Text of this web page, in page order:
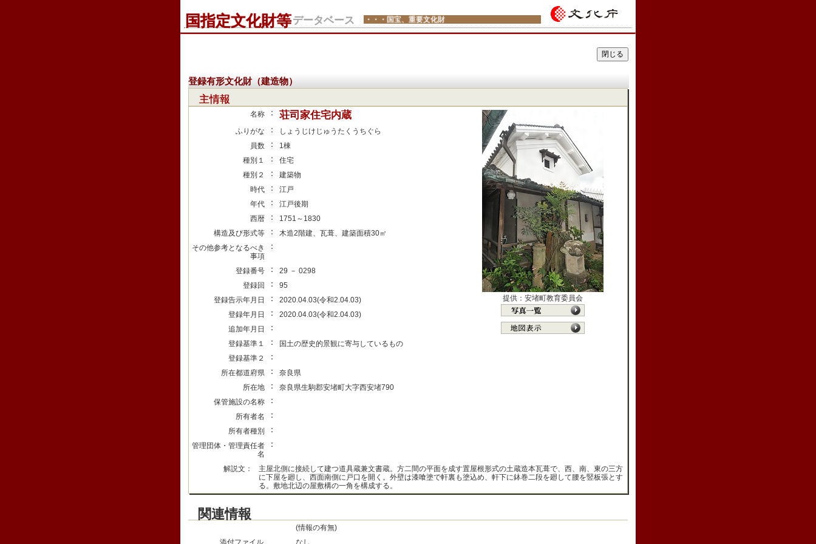
国指定文化財等データベース ・・・国宝、重要文化財
登録有形文化財（建造物）
主情報
名称 ： 荘司家住宅内蔵
ふりがな ：
しょうじけじゅうたくうちぐら
員数
：
1棟
種別１
：
住宅
種別２
：
建築物
時代
：
江戸
年代
：
江戸後期
西暦
：
1751～1830
構造及び形式等
：
木造2階建、瓦葺、建築面積30㎡
その他参考となるべき
事項
：
登録番号 ：
29 － 0298
登録回
：
95
登録告示年月日
：
2020.04.03(令和2.04.03)
登録年月日
：
2020.04.03(令和2.04.03)
追加年月日
：
登録基準１ ：
国土の歴史的景観に寄与しているもの
登録基準２
：
所在都道府県 ：
奈良県
所在地
：
奈良県生駒郡安堵町大字西安堵790
保管施設の名称
：
所有者名 ：
所有者種別 ：
管理団体・管理責任者
名
：
提供：安堵町教育委員会
解説文：
主屋北側に接続して建つ道具蔵兼文書蔵。方二間の平面を成す置屋根形式の土蔵造本瓦葺で、西、南、東の三方
に下屋を廻し、西面南側に戸口を開く。外壁は漆喰塗で軒裏も塗込め、軒下に鉢巻二段を廻して腰を竪板張とす
る。敷地北辺の屋敷構の一角を構成する。
関連情報
(情報の有無)
添付ファイル
なし